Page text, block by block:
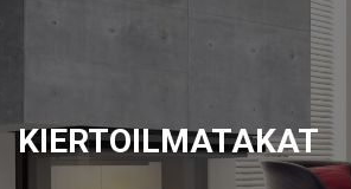
KIERTOILMATAKAT